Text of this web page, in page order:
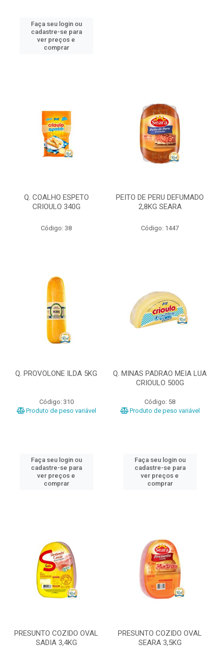
Faça seu login ou
cadastre-se para
ver preços e
comprar
Q. COALHO ESPETO
CRIOULO 340G
Código: 38
PEITO DE PERU DEFUMADO
2,8KG SEARA
Código: 1447
Q. PROVOLONE ILDA 5KG
Código: 310
Produto de peso variável
Faça seu login ou
cadastre-se para
ver preços e
comprar
Q. MINAS PADRAO MEIA LUA
CRIOULO 500G
Código: 58
Produto de peso variável
Faça seu login ou
cadastre-se para
ver preços e
comprar
PRESUNTO COZIDO OVAL
SADIA 3,4KG
PRESUNTO COZIDO OVAL
SEARA 3,5KG